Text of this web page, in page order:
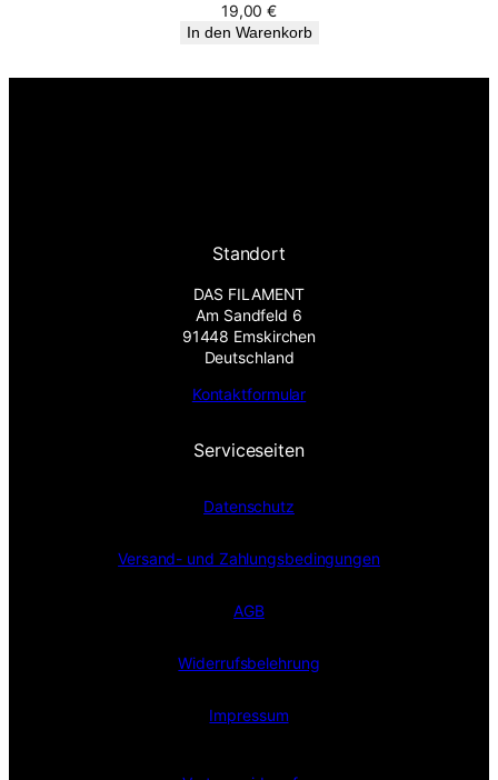
19,00€
In den Warenkorb
Standort
DAS FILAMENT
Am Sandfeld 6
91448 Emskirchen
Deutschland
Kontaktformular
Serviceseiten
Datenschutz
Versand- und Zahlungsbedingungen
AGB
Widerrufsbelehrung
Impressum